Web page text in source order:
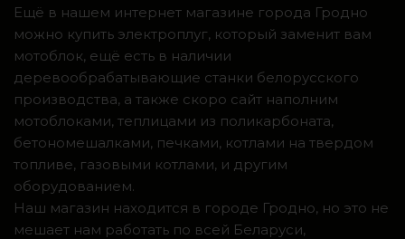
Ещё в нашем интернет магазине города Гродно
можно купить электроплуг, который заменит вам
мотоблок, ещё есть в наличии
деревообрабатывающие станки белорусского
производства, а также скоро сайт наполним
мотоблоками, теплицами из поликарбоната,
бетономешалками, печками, котлами на твердом
топливе, газовыми котлами, и другим
оборудованием.
Наш магазин находится в городе Гродно, но это не
мешает нам работать по всей Беларуси,